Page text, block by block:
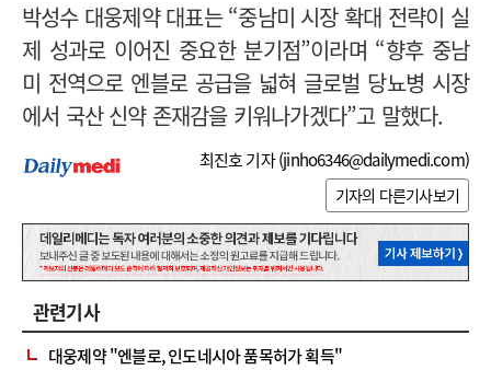
박성수 대웅제약 대표는 “중남미 시장 확대 전략이 실
제 성과로 이어진 중요한 분기점”이라며 “향후 중남
미 전역으로 엔블로 공급을 넓혀 글로벌 당뇨병 시장
에서 국산 신약 존재감을 키워나가겠다”고 말했다.
최진호 기자 (jinho6346@dailymedi.com)
기자의 다른기사보기
관련기사
대웅제약 "엔블로, 인도네시아 품목허가 획득"